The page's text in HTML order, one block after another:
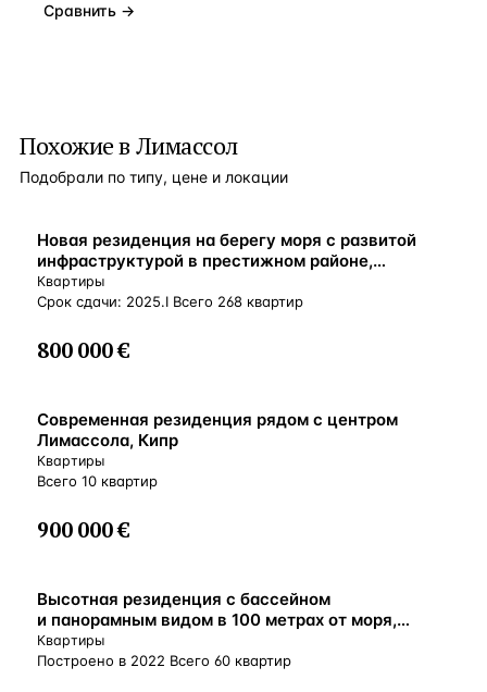
Сравнить →
Похожие в Лимассол
Подобрали по типу, цене и локации
ВНЖ
Новая резиденция на берегу моря с развитой
инфраструктурой в престижном районе,
Лимассол, Кипр
Квартиры
Срок сдачи: 2025.I Всего 268 квартир
800 000 €
ВНЖ
Современная резиденция рядом с центром
Лимассола, Кипр
Квартиры
Всего 10 квартир
900 000 €
ВНЖ
Высотная резиденция с бассейном
и панорамным видом в 100 метрах от моря,
Гермасойя, Кипр
Квартиры
Построено в 2022 Всего 60 квартир